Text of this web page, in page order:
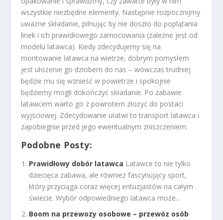
wszystkie niezbędne elementy. Następnie rozpocznijmy
uważne składanie, pilnując by nie doszło do poplątania
linek i ich prawidłowego zamocowania (zależne jest od
modelu latawca). Kiedy zdecydujemy się na
montowanie latawca na wietrze, dobrym pomysłem
jest ułożenie go dziobem do nas – wówczas trudniej
będzie mu się wznieść w powietrze i spokojnie
będziemy mogli dokończyć składanie. Po zabawie
latawcem warto go z powrotem złożyć do postaci
wyjściowej. Zdecydowanie ułatwi to transport latawca i
zapobiegnie przed jego ewentualnym zniszczeniem.
Podobne Posty:
Prawidłowy dobór latawca Latawce to nie tylko
dziecięca zabawa, ale również fascynujący sport,
który przyciąga coraz więcej entuzjastów na całym
świecie. Wybór odpowiedniego latawca może...
Boom na przewozy osobowe – przewóz osób